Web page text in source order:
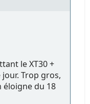
le XT30 +
Trop gros,
éloigne du 18